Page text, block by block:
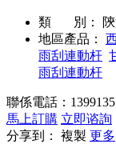
類 別：
地區產品：
雨刮連動杆
雨刮連動杆
聯係電話：
馬上訂購 立即谘詢
分享到：
複製 更多